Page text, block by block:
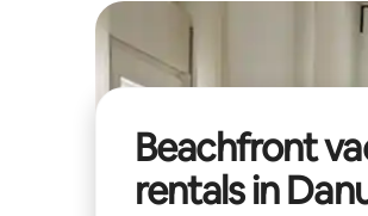
Beachfront
rentals in